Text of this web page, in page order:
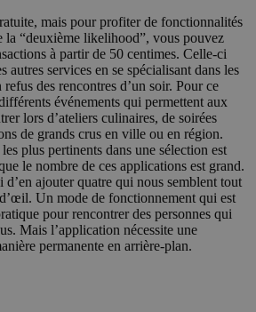
mais pour profiter de fonctionnalités
la “deuxième likelihood”, vous pouvez
à partir de 50 centimes. Celle-ci
autres services en se spécialisant dans les
refus des rencontres d’un soir. Pour ce
événements qui permettent aux
lors d’ateliers culinaires, de soirées
de grands crus en ville ou en région.
plus pertinents dans une sélection est
le nombre de ces applications est grand.
ajouter quatre qui nous semblent tout
Un mode de fonctionnement qui est
pour rencontrer des personnes qui
Mais l’application nécessite une
permanente en arrière-plan.